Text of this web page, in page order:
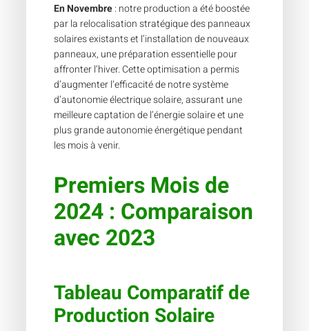
En Novembre: notre production a été boostée
par la relocalisation stratégique des panneaux
solaires existants et l’installation de nouveaux
panneaux, une préparation essentielle pour
affronter l’hiver. Cette optimisation a permis
d’augmenter l’efficacité de notre système
d’autonomie électrique solaire, assurant une
meilleure captation de l’énergie solaire et une
plus grande autonomie énergétique pendant
les mois à venir.
Premiers Mois de
2024 : Comparaison
avec 2023
Tableau Comparatif de
Production Solaire